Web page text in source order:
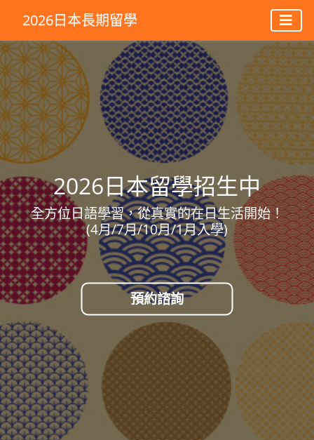
2026日本長期留學
2026日本留學招生中
全方位日語學習，從真實的在日生活開始！
(4月/7月/10月/1月入學)
預約諮詢